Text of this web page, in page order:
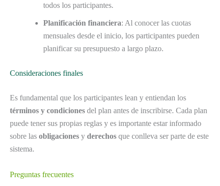
todos los participantes.
Planificación financiera: Al conocer las cuotas
mensuales desde el inicio, los participantes pueden
planificar su presupuesto a largo plazo.
Consideraciones finales
Es fundamental que los participantes lean y entiendan los
términos y condiciones del plan antes de inscribirse. Cada plan
puede tener sus propias reglas y es importante estar informado
sobre las obligaciones y derechos que conlleva ser parte de este
sistema.
Preguntas frecuentes